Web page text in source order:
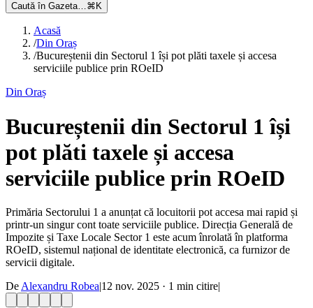
Caută în Gazeta…⌘K
Acasă
/Din Oraș
/Bucureștenii din Sectorul 1 își pot plăti taxele și accesa
serviciile publice prin ROeID
Din Oraș
Bucureștenii din Sectorul 1 își
pot plăti taxele și accesa
serviciile publice prin ROeID
Primăria Sectorului 1 a anunțat că locuitorii pot accesa mai rapid și
printr-un singur cont toate serviciile publice. Direcția Generală de
Impozite și Taxe Locale Sector 1 este acum înrolată în platforma
ROeID, sistemul național de identitate electronică, ca furnizor de
servicii digitale.
De Alexandru Robea|12 nov. 2025 · 1 min citire|